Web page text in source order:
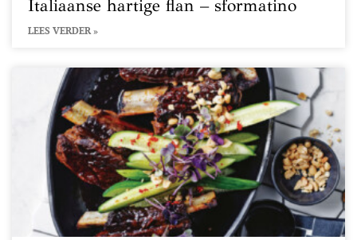
Italiaanse hartige flan – sformatino
LEES VERDER »